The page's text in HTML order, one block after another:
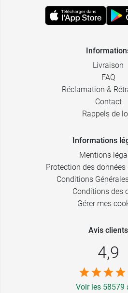
Livraison
FAQ
Réclamation &
Contact
Rappels de
Informations
Mentions
Protection des
Conditions
Conditions des
Gérer mes
Avis clients
4,9
Voir les 58579